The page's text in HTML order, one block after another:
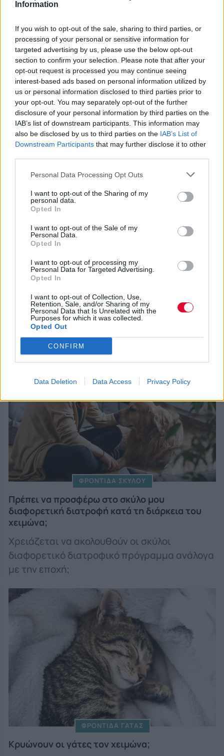
Information
If you wish to opt-out of the sale, sharing to third parties, or
processing of your personal or sensitive information for
targeted advertising by us, please use the below opt-out
section to confirm your selection. Please note that after your
opt-out request is processed you may continue seeing
interest-based ads based on personal information utilized by
us or personal information disclosed to third parties prior to
your opt-out. You may separately opt-out of the further
disclosure of your personal information by third parties on the
IAB’s list of downstream participants. This information may
also be disclosed by us to third parties on the IAB’s List of
Downstream Participants that may further disclose it to other
Personal Data Processing Opt Outs
I want to opt-out of the Sharing of my
personal data.
Opted In
I want to opt-out of the Sale of my
Personal Data.
Opted In
I want to opt-out of processing my
Personal Data for Targeted Advertising.
Opted In
I want to opt-out of Collection, Use,
Retention, Sale, and/or Sharing of my
Personal Data that Is Unrelated with the
Purposes for which it was collected.
Opted Out
CONFIRM
Data Deletion Data Access Privacy Policy
Έχετε στο κινητό σας εφαρμογές για τον σκύλο
Σήμερα οι εφαρμογές έχουν γίνει
αναπόσπαστο κομμάτι της καθημερινότητάς
μας, αφού μας προσφέρουν μεγάλη ευκολία
και λύσεις σε διάφορες καθημερινές μας
ανάγκες.
ΦΡΟΝΤΙΔΑ ΣΚΥΛΟΥ
Πρέπει να προσφέρω στο σκύλο μου
διαφορετική διατροφή κατά τη διάρκεια του
χειμώνα;
Χρειάζεται να ακολουθούν οι σκύλοι
διαφορετικό διατροφικό πρόγραμμα ανάλογα
με την εποχή;
ΦΡΟΝΤΙΔΑ ΓΑΤΑΣ
Κρυώνουν οι γάτες τον χειμώνα;